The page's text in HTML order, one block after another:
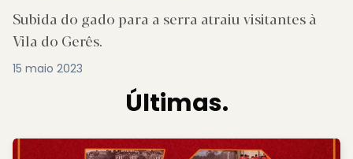
Subida do gado para a serra atraiu visitantes à
Vila do Gerês.
15 maio 2023
Últimas.